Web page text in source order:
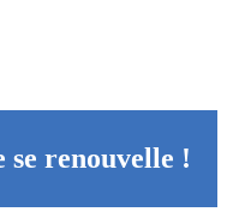
se renouvelle !